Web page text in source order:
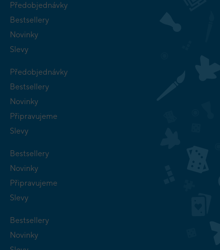
Předobjednávky
Bestsellery
Novinky
Slevy
Předobjednávky
Bestsellery
Novinky
Připravujeme
Slevy
Bestsellery
Novinky
Připravujeme
Slevy
Bestsellery
Novinky